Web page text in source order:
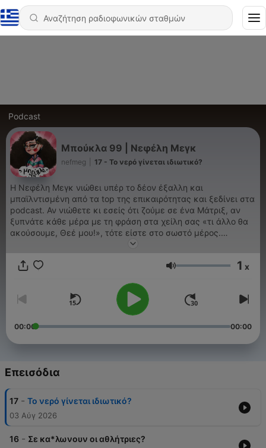
Podcast
Μπούκλα 99 | Νεφέλη Μεγκ
nefmeg 17 - Το νερό γίνεται ιδιωτικό?
Η Νεφέλη Μεγκ νιώθει υπέρ το δέον έξαλλη και
μπαϊλντισμένη από τα top της επικαιρότητας και ξεδίνει στα
podcast. Αν νιώθετε κι εσείς ότι ζούμε σε ένα Μάτριξ, αν
ξυπνάτε κάθε μέρα με τη φράση στα χείλη σας «τι άλλο θα
ακούσουμε, Θεέ μου!», τότε είστε στο σωστό μέρος.
Ανάμεσα στο κοινωνικοπολιτικό −κι όχι μόνο− γίγνεσθαι, τις
η Νεφέλη προσπαθεί να μεταμορφώσει την παράνοια της
καίγεται, οι σχέσεις μπάζουν από παντού, αλλά το δημόσιο
χώσιμο παραμένει βαθιά κατευναστικό, παιδικοί μου φίλοι
Ένταση 1 x
00:00 00:00
Επεισόδια
17 - Το νερό γίνεται ιδιωτικό?
03 Αύγ 2026
16 - Σε κα*λωνουν οι αθλήτριες?